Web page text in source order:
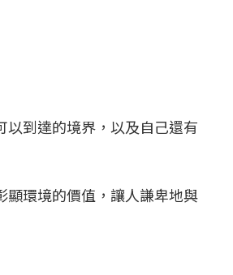
到達的境界，以及自己還有
顯環境的價值，讓人謙卑地與